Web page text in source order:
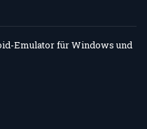
Emulator für Windows und